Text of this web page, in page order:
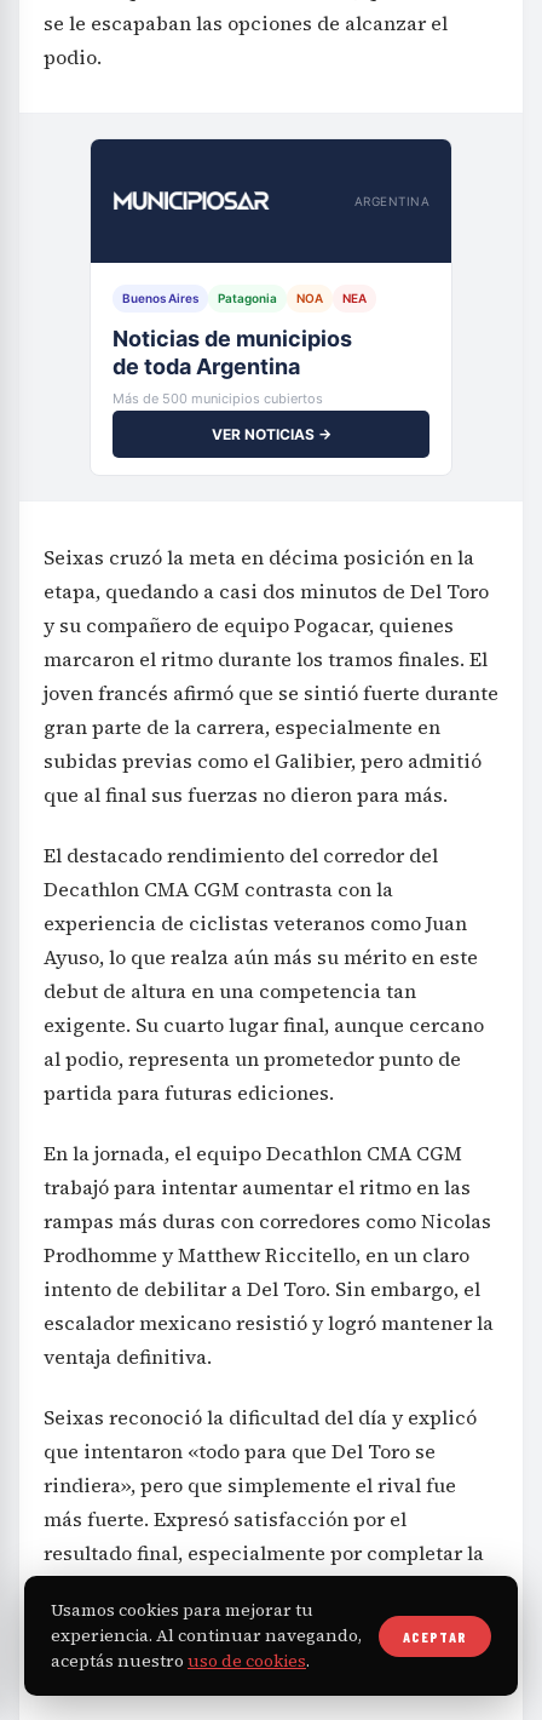
se le escapaban las opciones de alcanzar el
podio.
ARGENTINA
Buenos Aires Patagonia NOA NEA
Noticias de municipios
de toda Argentina
Más de 500 municipios cubiertos
VER NOTICIAS →
Seixas cruzó la meta en décima posición en la
etapa, quedando a casi dos minutos de Del Toro
y su compañero de equipo Pogacar, quienes
marcaron el ritmo durante los tramos finales. El
joven francés afirmó que se sintió fuerte durante
gran parte de la carrera, especialmente en
subidas previas como el Galibier, pero admitió
que al final sus fuerzas no dieron para más.
El destacado rendimiento del corredor del
Decathlon CMA CGM contrasta con la
experiencia de ciclistas veteranos como Juan
Ayuso, lo que realza aún más su mérito en este
debut de altura en una competencia tan
exigente. Su cuarto lugar final, aunque cercano
al podio, representa un prometedor punto de
partida para futuras ediciones.
En la jornada, el equipo Decathlon CMA CGM
trabajó para intentar aumentar el ritmo en las
rampas más duras con corredores como Nicolas
Prodhomme y Matthew Riccitello, en un claro
intento de debilitar a Del Toro. Sin embargo, el
escalador mexicano resistió y logró mantener la
ventaja definitiva.
Seixas reconoció la dificultad del día y explicó
que intentaron «todo para que Del Toro se
rindiera», pero que simplemente el rival fue
más fuerte. Expresó satisfacción por el
resultado final, especialmente por completar la
valiosa experiencia que seguramente impulsará
su carrera.
Usamos cookies para mejorar tu
experiencia. Al continuar navegando,
aceptás nuestro uso de cookies.
ACEPTAR